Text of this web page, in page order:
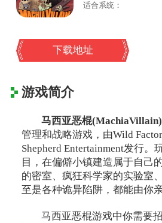
适合系统：
下载地址
游戏简介
马西亚恶棍(MachiaVillain)
管理和战略游戏，由Wild
Shepherd Entertainment发行。
目，在偏僻小镇建造属于自己
的密室、疯狂科学家的实验室
至是各种诡异陷阱，都能由你亲
马西亚恶棍游戏中你需要